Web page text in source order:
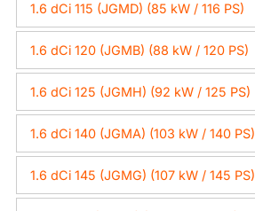
1.6 dCi 115 (JGMD) (85 kW / 116 PS)
1.6 dCi 120 (JGMB) (88 kW / 120 PS)
1.6 dCi 125 (JGMH) (92 kW / 125 PS)
1.6 dCi 140 (JGMA) (103 kW / 140 PS)
1.6 dCi 145 (JGMG) (107 kW / 145 PS)